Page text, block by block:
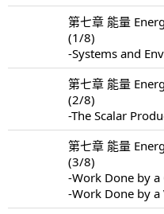
第七章 能量
(1/8)
-Systems and
第七章 能量
(2/8)
-The Scalar
第七章 能量
(3/8)
-Work Done by a
-Work Done by a